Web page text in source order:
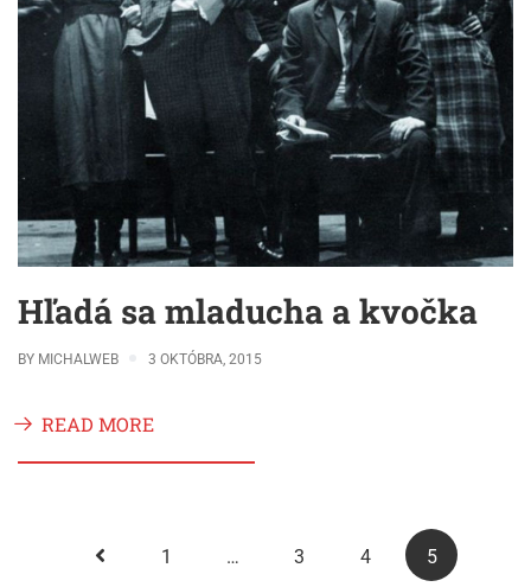
Hľadá sa mladucha a kvočka
BY MICHALWEB 3 OKTÓBRA, 2015
READ MORE
1 … 3 4 5